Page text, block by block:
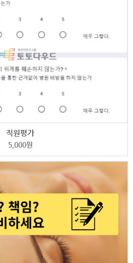
직원평가
5,000원